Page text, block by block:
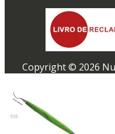
Copyright © 2026